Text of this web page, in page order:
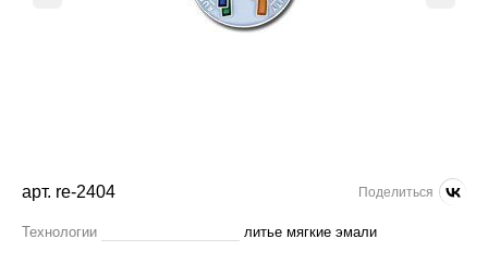
арт. re-2404 Поделиться
Технологии литье мягкие эмали